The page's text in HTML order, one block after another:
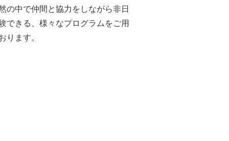
の中で仲間と協力をしながら非日
できる、様々なプログラムをご用
ります。